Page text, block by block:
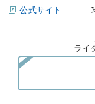
公式サイト
ライ